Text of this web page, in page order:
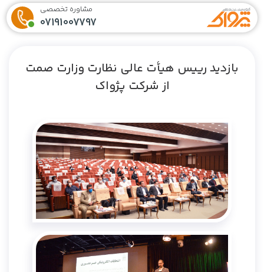
مشاوره تخصصی
07191007797
بازدید رییس هیأت عالی نظارت وزارت صمت
از شرکت پژواک